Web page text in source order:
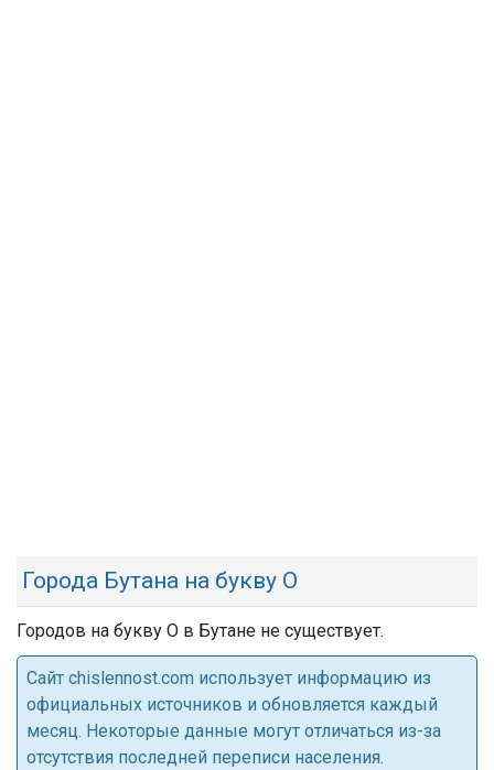
Города Бутана на букву О
Городов на букву О в Бутане не существует.
Cайт chislennost.com использует информацию из
официальных источников и обновляется каждый
месяц. Некоторые данные могут отличаться из-за
отсутствия последней переписи населения.